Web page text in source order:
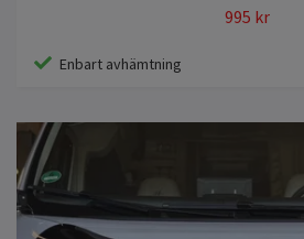
995 kr
Enbart avhämtning